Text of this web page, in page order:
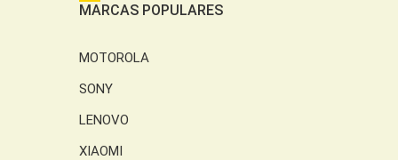
MARCAS POPULARES
MOTOROLA
SONY
LENOVO
XIAOMI